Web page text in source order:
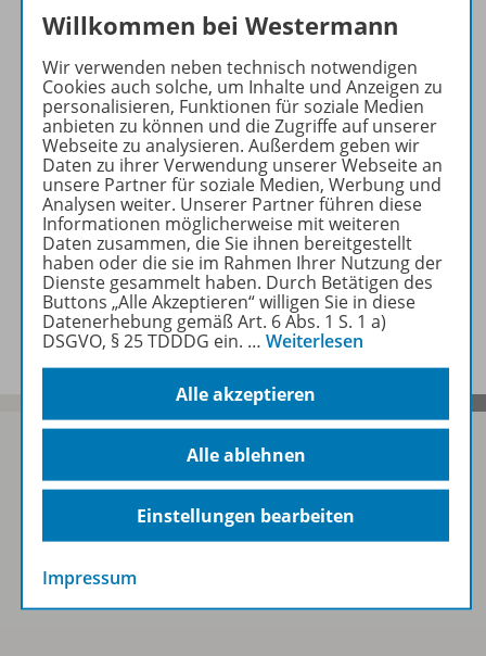
Zugehörige Produkte
Vorlage
Empfehlungen der Redaktion
Benachrichtigungs-Service
Zum Newsletter anmelden
Willkommen bei Westermann
Wir verwenden neben technisch notwendigen
Cookies auch solche, um Inhalte und Anzeigen zu
personalisieren, Funktionen für soziale Medien
anbieten zu können und die Zugriffe auf unserer
Webseite zu analysieren. Außerdem geben wir
Daten zu ihrer Verwendung unserer Webseite an
unsere Partner für soziale Medien, Werbung und
Analysen weiter. Unserer Partner führen diese
Informationen möglicherweise mit weiteren
Daten zusammen, die Sie ihnen bereitgestellt
haben oder die sie im Rahmen Ihrer Nutzung der
Dienste gesammelt haben. Durch Betätigen des
Buttons „Alle Akzeptieren“ willigen Sie in diese
Datenerhebung gemäß Art. 6 Abs. 1 S. 1 a)
DSGVO, § 25 TDDDG ein. … Weiterlesen
Alle akzeptieren
Alle ablehnen
Einstellungen bearbeiten
Impressum